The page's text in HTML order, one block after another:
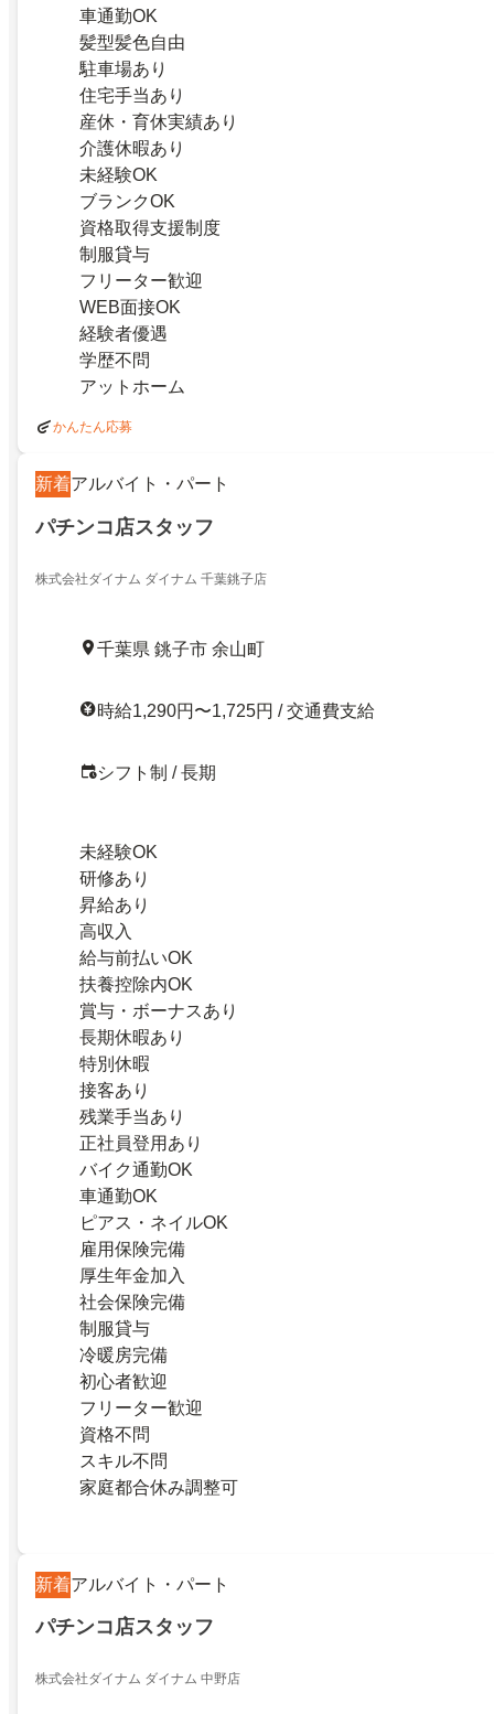
車通勤OK
髪型髪色自由
駐車場あり
住宅手当あり
産休・育休実績あり
介護休暇あり
未経験OK
ブランクOK
資格取得支援制度
制服貸与
フリーター歓迎
WEB面接OK
経験者優遇
学歴不問
アットホーム
かんたん応募
新着アルバイト・パート
パチンコ店スタッフ
株式会社ダイナム ダイナム 千葉銚子店
千葉県 銚子市 余山町
時給1,290円〜1,725円 / 交通費支給
シフト制 / 長期
未経験OK
研修あり
昇給あり
高収入
給与前払いOK
扶養控除内OK
賞与・ボーナスあり
長期休暇あり
特別休暇
接客あり
残業手当あり
正社員登用あり
バイク通勤OK
車通勤OK
ピアス・ネイルOK
雇用保険完備
厚生年金加入
社会保険完備
制服貸与
冷暖房完備
初心者歓迎
フリーター歓迎
資格不問
スキル不問
家庭都合休み調整可
新着アルバイト・パート
パチンコ店スタッフ
株式会社ダイナム ダイナム 中野店